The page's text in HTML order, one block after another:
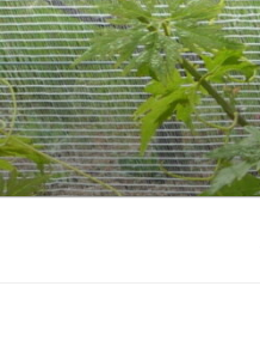
Aller
au
contenu
principal